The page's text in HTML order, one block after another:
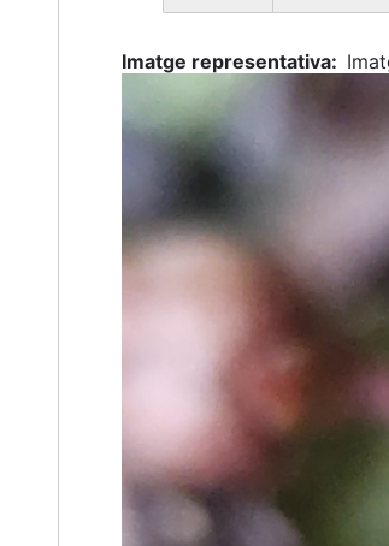
Imatge representativa